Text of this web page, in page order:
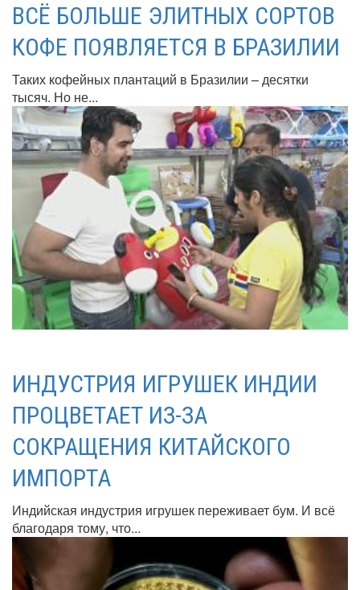
ВСЁ БОЛЬШЕ ЭЛИТНЫХ СОРТОВ
КОФЕ ПОЯВЛЯЕТСЯ В БРАЗИЛИИ
Таких кофейных плантаций в Бразилии – десятки
тысяч. Но не...
ИНДУСТРИЯ ИГРУШЕК ИНДИИ
ПРОЦВЕТАЕТ ИЗ-ЗА
СОКРАЩЕНИЯ КИТАЙСКОГО
ИМПОРТА
Индийская индустрия игрушек переживает бум. И всё
благодаря тому, что...